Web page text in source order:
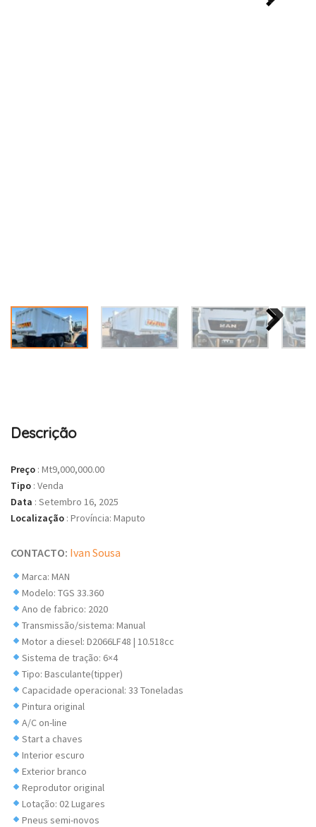
Descrição
Preço : Mt9,000,000.00
Tipo : Venda
Data : Setembro 16, 2025
Localização : Província: Maputo
CONTACTO: Ivan Sousa
Marca: MAN
Modelo: TGS 33.360
Ano de fabrico: 2020
Transmissão/sistema: Manual
Motor a diesel: D2066LF48 | 10.518cc
Sistema de tração: 6×4
Tipo: Basculante(tipper)
Capacidade operacional: 33 Toneladas
Pintura original
A/C on-line
Start a chaves
Interior escuro
Exterior branco
Reprodutor original
Lotação: 02 Lugares
Pneus semi-novos